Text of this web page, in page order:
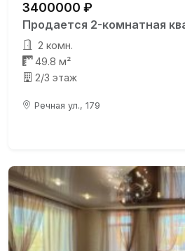
3400000 ₽
Продается 2-комнатная
2 комн.
49.8 м²
2/3 этаж
Речная ул., 179